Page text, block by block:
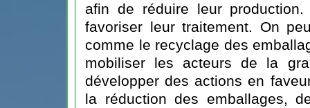
afin de réduire leur
favoriser leur traitement. On
comme le recyclage des
mobiliser les acteurs de la
développer des actions en
la réduction des emballages,